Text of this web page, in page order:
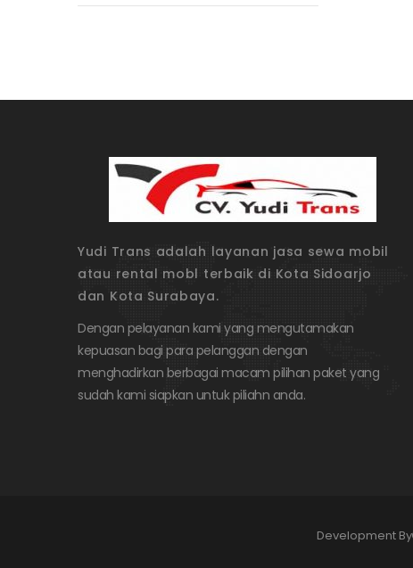
Yudi Trans adalah layanan jasa sewa mobil
atau rental mobl terbaik di Kota Sidoarjo
dan Kota Surabaya.
Dengan pelayanan kami yang mengutamakan
kepuasan bagi para pelanggan dengan
menghadirkan berbagai macam pilihan paket yang
sudah kami siapkan untuk piliahn anda.
Development By